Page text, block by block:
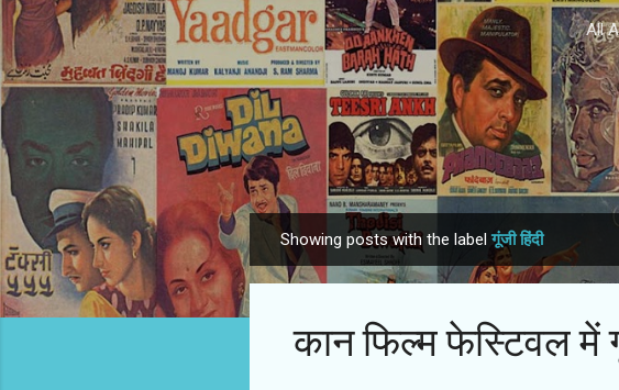
All
o
Showing posts with the label गूंजी हिंदी
कान फिल्म फेस्टिवल में